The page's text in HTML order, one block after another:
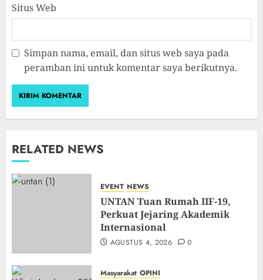
Situs Web
Simpan nama, email, dan situs web saya pada
peramban ini untuk komentar saya berikutnya.
RELATED NEWS
EVENT NEWS
UNTAN Tuan Rumah IIF-19,
Perkuat Jejaring Akademik
Internasional
AGUSTUS 4, 2026 0
Masyarakat OPINI